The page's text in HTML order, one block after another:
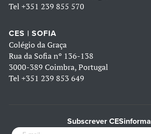
Tel +351 239 855 570
CES | SOFIA
Colégio da Graça
Rua da Sofia nº 136-138
3000-389 Coimbra, Portugal
Tel +351 239 853 649
Subscrever CESinforma